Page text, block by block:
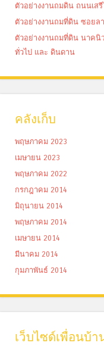
ตัวอย่างงานถมดิน ถนนเส
ตัวอย่างงานถมที่ดิน ซอยล
ตัวอย่างงานถมที่ดิน นาคนิ
ทั่วไป และ ดินดาน
คลังเก็บ
พฤษภาคม 2023
เมษายน 2023
พฤษภาคม 2022
กรกฎาคม 2014
มิถุนายน 2014
พฤษภาคม 2014
เมษายน 2014
มีนาคม 2014
กุมภาพันธ์ 2014
เว็บไซด์เพื่อนบ้า